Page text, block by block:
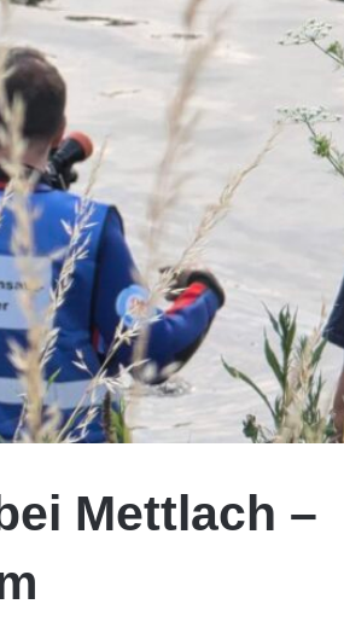
Mettlach –